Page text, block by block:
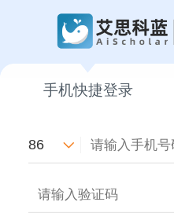
手机快捷登录
86